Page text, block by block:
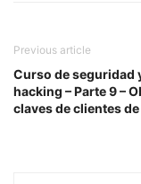
Previous article
Curso de seguridad
hacking – Parte 9 –
claves de clientes